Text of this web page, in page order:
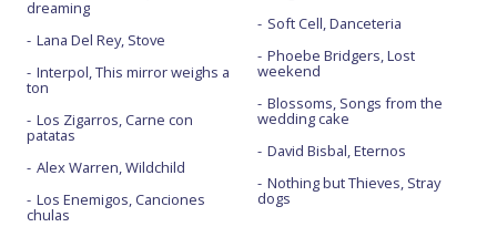
dreaming
Lana Del Rey, Stove
Interpol, This mirror weighs a
ton
Los Zigarros, Carne con
patatas
Alex Warren, Wildchild
Los Enemigos, Canciones
chulas
Soft Cell, Danceteria
Phoebe Bridgers, Lost
weekend
Blossoms, Songs from the
wedding cake
David Bisbal, Eternos
Nothing but Thieves, Stray
dogs